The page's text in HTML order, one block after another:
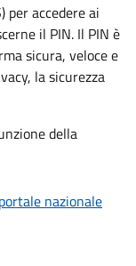
per accedere ai
il PIN. Il PIN è
sicura, veloce e
la sicurezza
della
portale nazionale